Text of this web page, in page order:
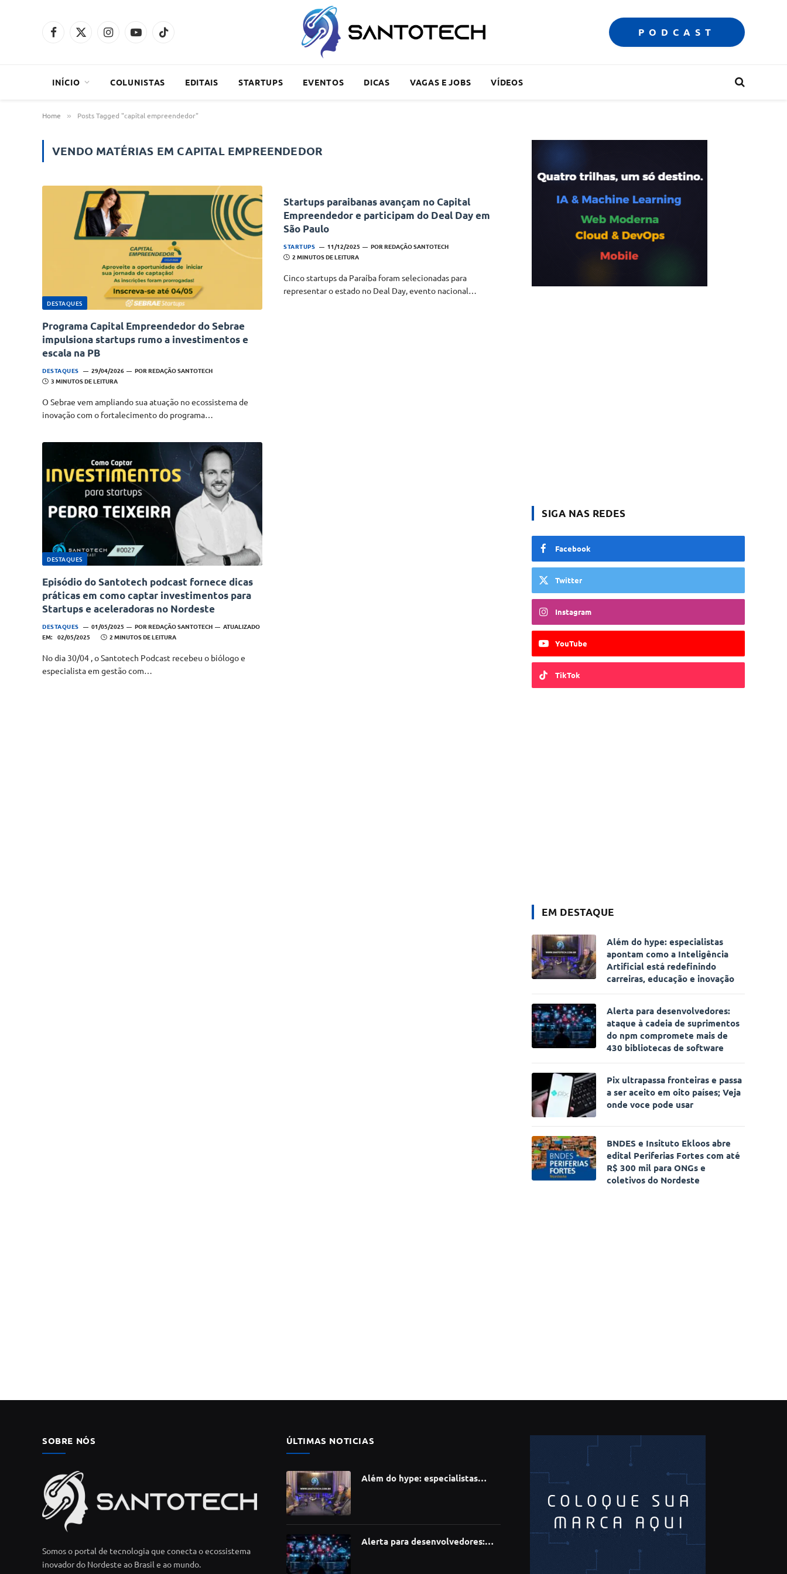
Facebook
X
InstagramYouTubeTikTok PODCAST
INÍCIO COLUNISTAS EDITAIS STARTUPS EVENTOS DICAS VAGAS E JOBS VÍDEOS
Home » Posts Tagged "capital empreendedor"
VENDO MATÉRIAS EM CAPITAL EMPREENDEDOR
DESTAQUES
Programa Capital Empreendedor do Sebrae
impulsiona startups rumo a investimentos e
escala na PB
DESTAQUES 29/04/2026 POR REDAÇÃO SANTOTECH
3 MINUTOS DE LEITURA
O Sebrae vem ampliando sua atuação no ecossistema de
inovação com o fortalecimento do programa…
Startups paraibanas avançam no Capital
Empreendedor e participam do Deal Day em
São Paulo
STARTUPS 11/12/2025 PORREDAÇÃO SANTOTECH
2 MINUTOS DE LEITURA
Cinco startups da Paraíba foram selecionadas para
representar o estado no Deal Day, evento nacional…
DESTAQUES
Episódio do Santotech podcast fornece dicas
práticas em como captar investimentos para
Startups e aceleradoras no Nordeste
DESTAQUES 01/05/2025 PORREDAÇÃO SANTOTECH
ATUALIZADO
EM: 02/05/2025 2 MINUTOS DE LEITURA
No dia 30/04 , o Santotech Podcast recebeu o biólogo e
especialista em gestão com…
SIGA NAS REDES
Facebook
Twitter
Instagram
YouTube
TikTok
EM DESTAQUE
Além do hype: especialistas
apontam como a Inteligência
Artificial está redefinindo
carreiras, educação e inovação
Alerta para desenvolvedores:
ataque à cadeia de suprimentos
do npm compromete mais de
430 bibliotecas de software
Pix ultrapassa fronteiras e passa
a ser aceito em oito países; Veja
onde voce pode usar
BNDES e Insituto Ekloos abre
edital Periferias Fortes com até
R$ 300 mil para ONGs e
coletivos do Nordeste
SOBRE NÓS
Somos o portal de tecnologia que conecta o ecossistema
inovador do Nordeste ao Brasil e ao mundo.
ÚLTIMAS NOTICIAS
Além do hype: especialistas
Alerta para desenvolvedores: